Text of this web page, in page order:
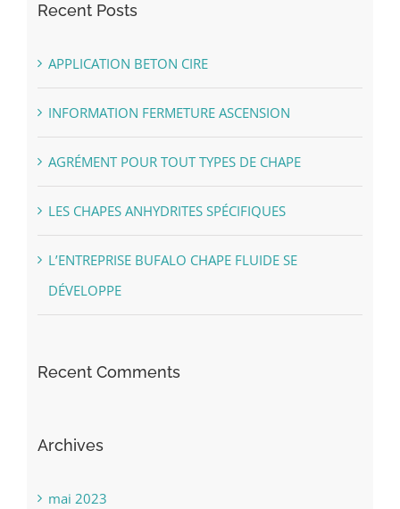
Recent Posts
APPLICATION BETON CIRE
INFORMATION FERMETURE ASCENSION
AGRÉMENT POUR TOUT TYPES DE CHAPE
LES CHAPES ANHYDRITES SPÉCIFIQUES
L’ENTREPRISE BUFALO CHAPE FLUIDE SE
DÉVELOPPE
Recent Comments
Archives
mai 2023